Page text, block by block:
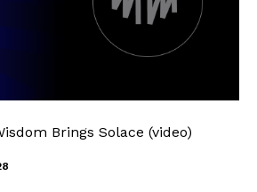
Brings Solace (video)